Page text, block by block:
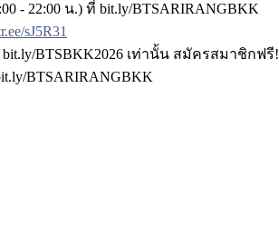
- 22:00 น.) ที่ bit.ly/BTSARIRANGBKK
sJ5R31
bit.ly/BTSBKK2026 เท่านั้น สมัครสมาชิกฟรี!
BTSARIRANGBKK